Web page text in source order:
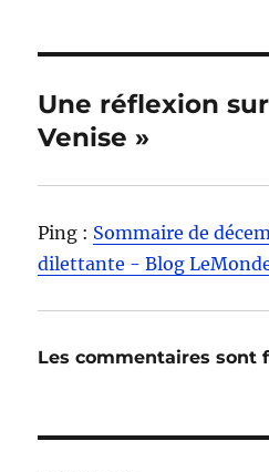
Une réflexion
Venise »
Ping : Sommaire de
dilettante - Blog
Les commentaires sont